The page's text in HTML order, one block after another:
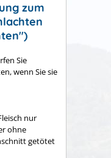
zum
Sie
wenn Sie sie
nur
ohne
getötet